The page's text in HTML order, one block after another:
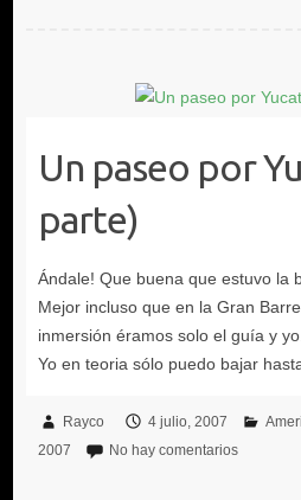
Un paseo por
parte)
Rayco 4 julio, 2007
2007
No hay comentarios